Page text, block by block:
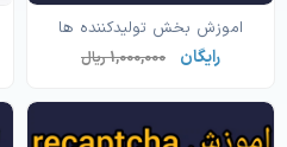
اموزش بخش تولیدکننده ها
رایگان 1,000,000 ریال